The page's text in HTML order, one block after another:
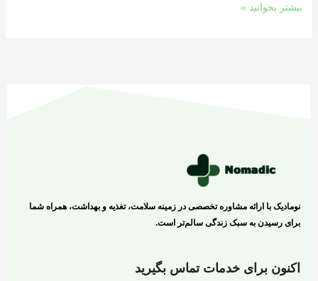
بیشتر بخوانید »
نومادیک با ارائه مشاوره تخصصی در زمینه سلامت، تغذیه و بهداشت، همراه شما
برای رسیدن به سبک زندگی سالم‌تر است.
اکنون برای خدمات تماس بگیرید